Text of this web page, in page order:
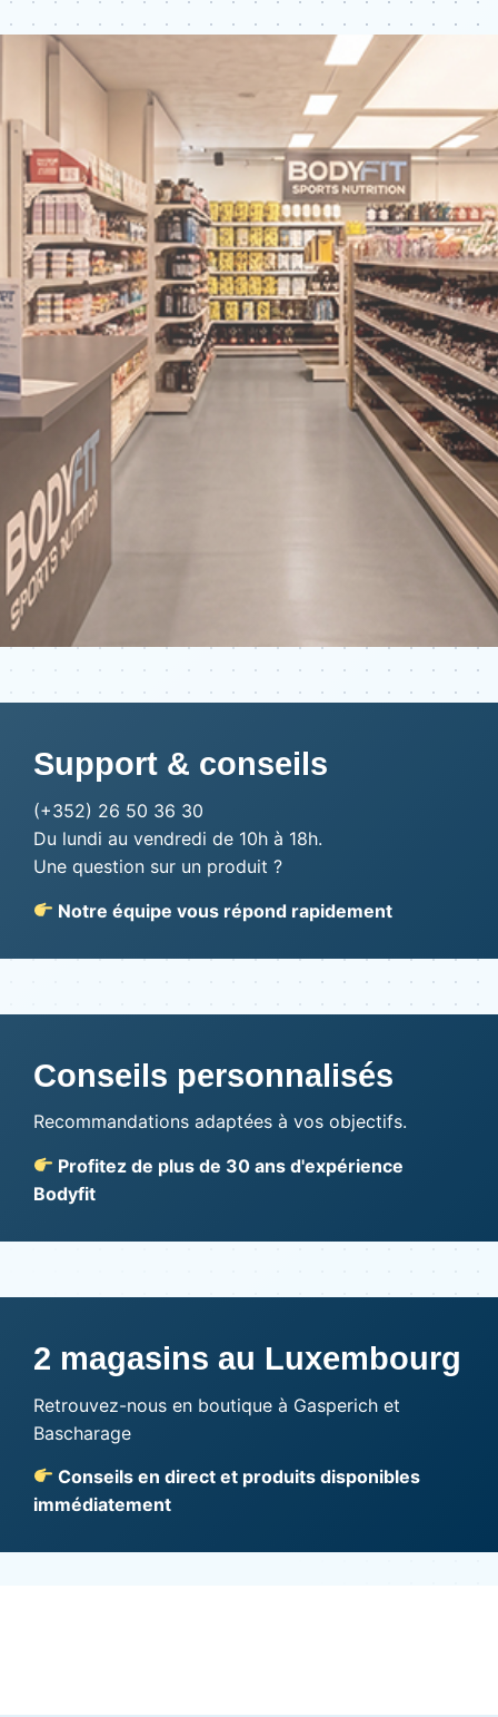
Support & conseils
(+352) 26 50 36 30
Du lundi au vendredi de 10h à 18h.
Une question sur un produit ?
Notre équipe vous répond rapidement
Conseils personnalisés
Recommandations adaptées à vos objectifs.
Profitez de plus de 30 ans d'expérience
Bodyfit
2 magasins au Luxembourg
Retrouvez-nous en boutique à Gasperich et
Bascharage
Conseils en direct et produits disponibles
immédiatement